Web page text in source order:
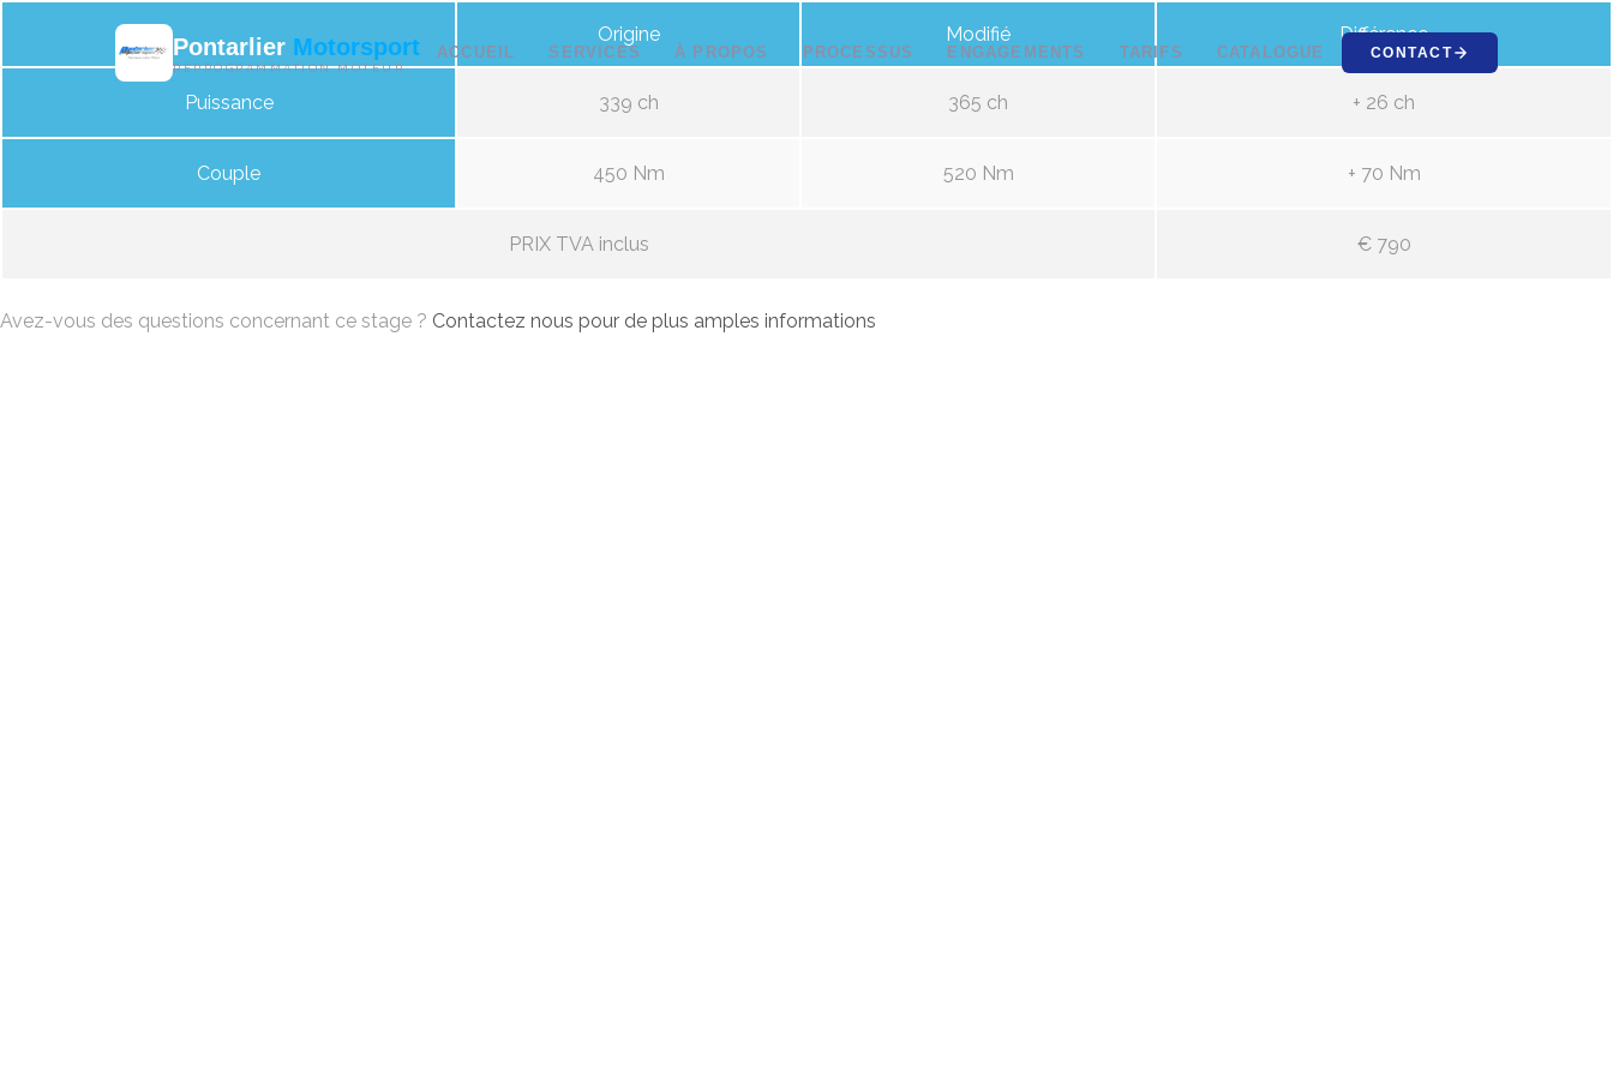
Pontarlier Motorsport
REPROGRAMMATION MOTEUR
ACCUEIL SERVICES À PROPOS PROCESSUS ENGAGEMENTS TARIFS CATALOGUE CONTACT
Origine Modifié Différence
Puissance 339 ch 365 ch + 26 ch
Couple 450 Nm 520 Nm + 70 Nm
PRIX TVA inclus € 790
Avez-vous des questions concernant ce stage ? Contactez nous pour de plus amples informations